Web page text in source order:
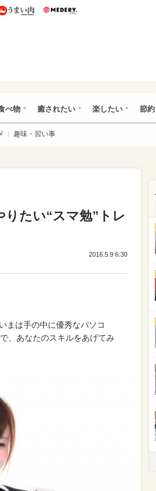
まいパン うまい肉
べ物 癒されたい 楽したい 節約
趣味・習い事
りたい“スマ勉”トレ
2016.5.9 6:30
まは手の中に優秀なパソコ
、あなたのスキルをあげてみ